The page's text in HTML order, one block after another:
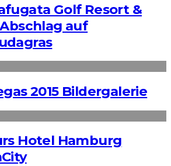
Golf Resort &
Abschlag auf
2015 Bildergalerie
Hotel Hamburg